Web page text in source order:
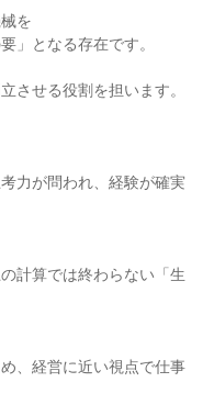
を
」となる存在です。
させる役割を担います。
力が問われ、経験が確実
計算では終わらない「生
、経営に近い視点で仕事